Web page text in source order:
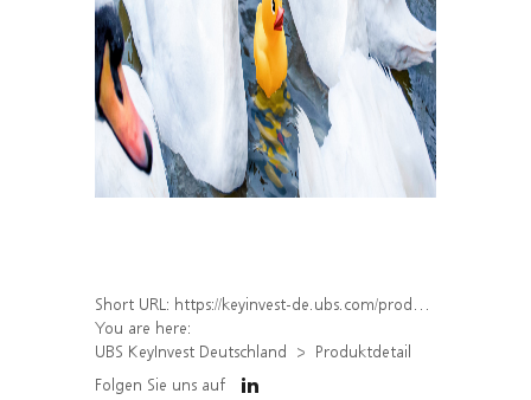
Short URL: https://keyinvest-de.ubs.com/produkt/detail/index/isin/DE000WA6TM55
You are here:
UBS KeyInvest Deutschland
Produktdetail
Folgen Sie uns auf